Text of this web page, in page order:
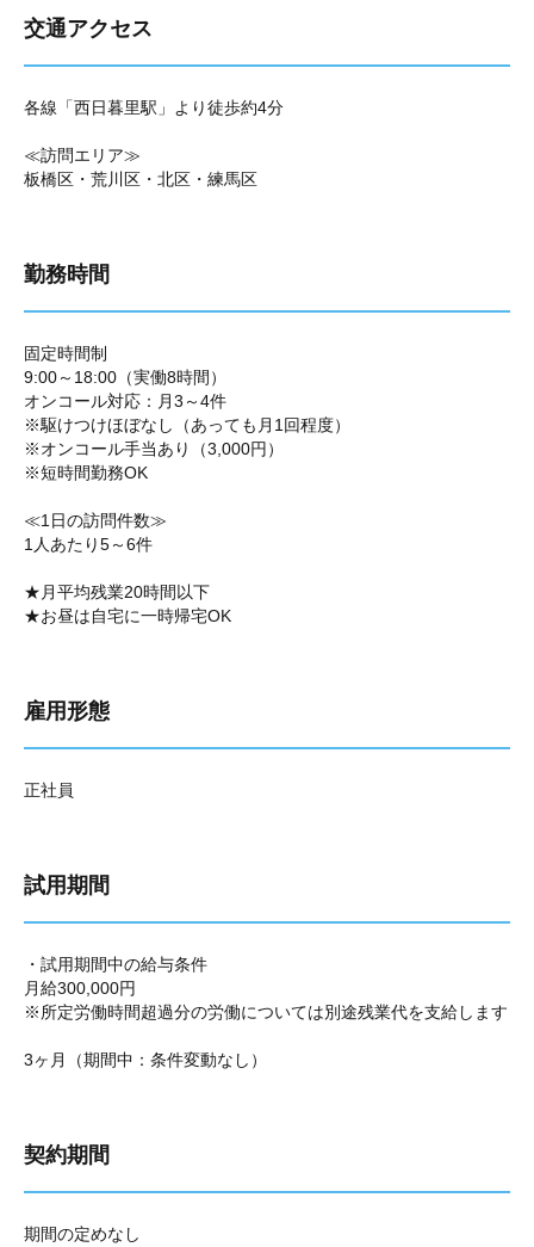
交通アクセス
各線「西日暮里駅」より徒歩約4分
≪訪問エリア≫
板橋区・荒川区・北区・練馬区
勤務時間
固定時間制
9:00～18:00（実働8時間）
オンコール対応：月3～4件
※駆けつけほぼなし（あっても月1回程度）
※オンコール手当あり（3,000円）
※短時間勤務OK
≪1日の訪問件数≫
1人あたり5～6件
★月平均残業20時間以下
★お昼は自宅に一時帰宅OK
雇用形態
正社員
試用期間
・試用期間中の給与条件
月給300,000円
※所定労働時間超過分の労働については別途残業代を支給します
3ヶ月（期間中：条件変動なし）
契約期間
期間の定めなし